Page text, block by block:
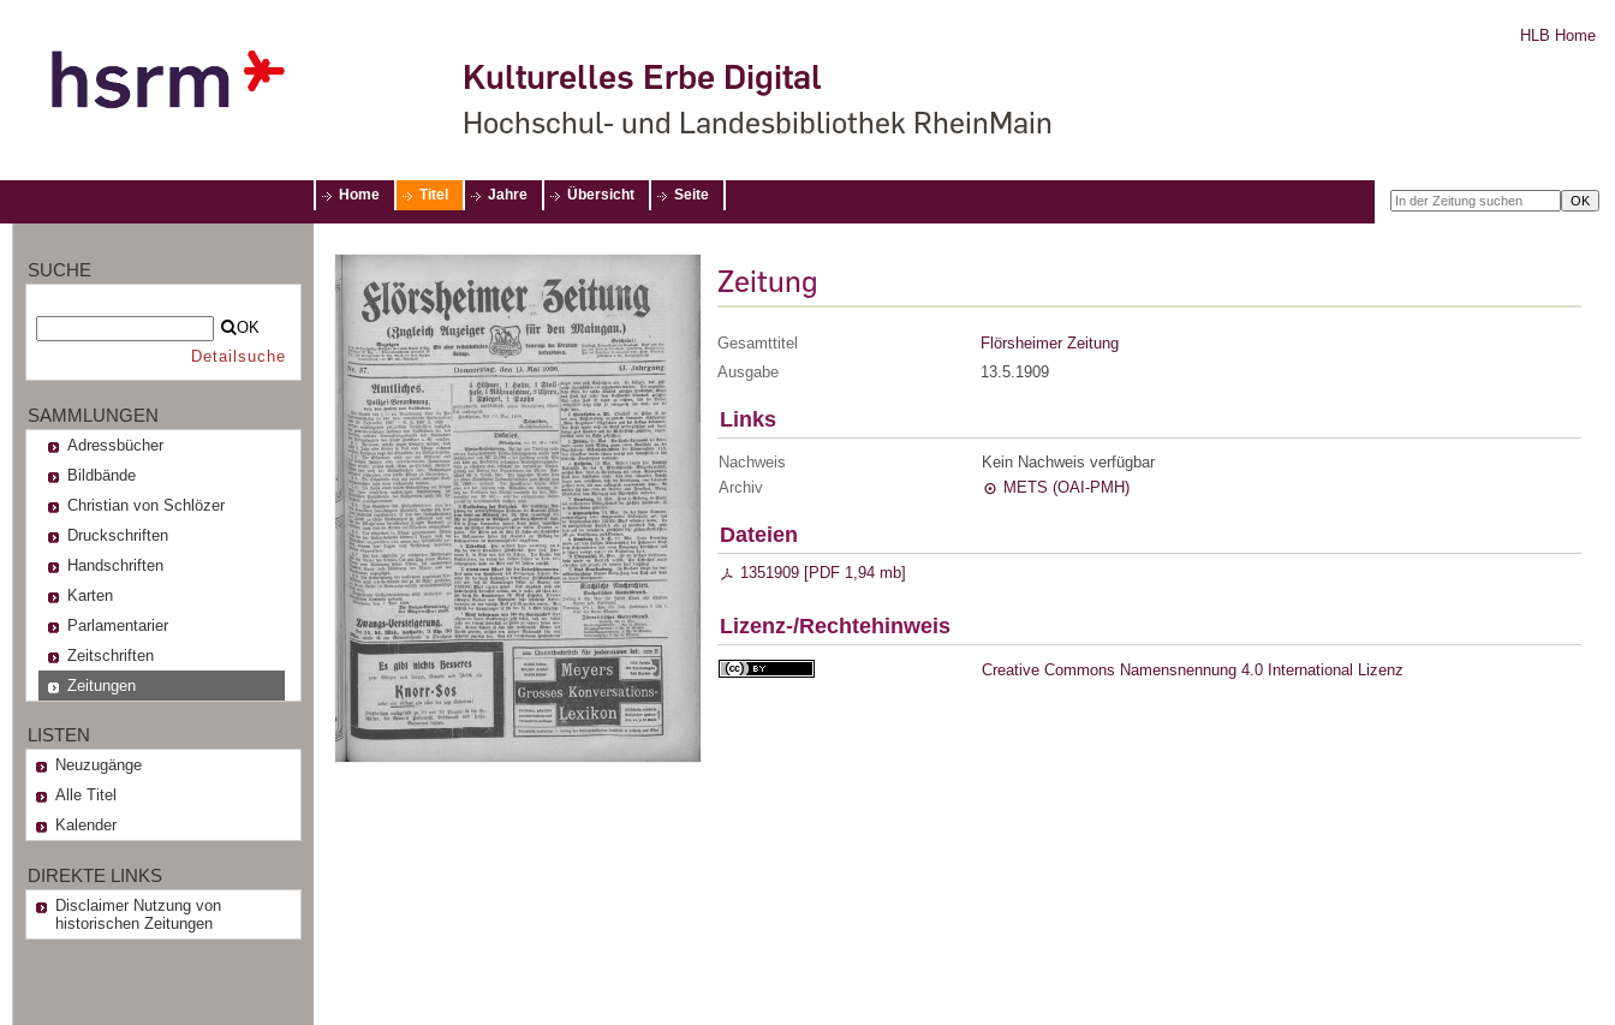
Kulturelles Erbe Digital
Hochschul- und Landesbibliothek RheinMain
HLB Home
Home Titel Jahre Übersicht Seite
SUCHE
OK
Detailsuche
SAMMLUNGEN
Adressbücher
Bildbände
Christian von Schlözer
Druckschriften
Handschriften
Karten
Parlamentarier
Zeitschriften
Zeitungen
LISTEN
Neuzugänge
Alle Titel
Kalender
DIREKTE LINKS
Disclaimer Nutzung von
historischen Zeitungen
Zeitung
Gesamttitel
Flörsheimer Zeitung
Ausgabe
13.5.1909
Links
Nachweis
Kein Nachweis verfügbar
Archiv
METS (OAI-PMH)
Dateien
1351909 [PDF 1,94 mb]
Lizenz-/Rechtehinweis
Creative Commons Namensnennung 4.0 International Lizenz